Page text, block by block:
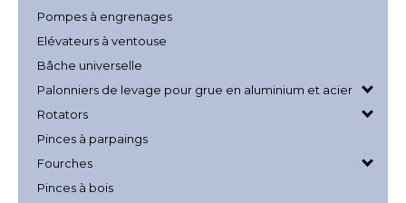
Pompes à engrenages
Elévateurs à ventouse
Bâche universelle
Palonniers de levage pour grue en aluminium et acier
Rotators
Pinces à parpaings
Fourches
Pinces à bois